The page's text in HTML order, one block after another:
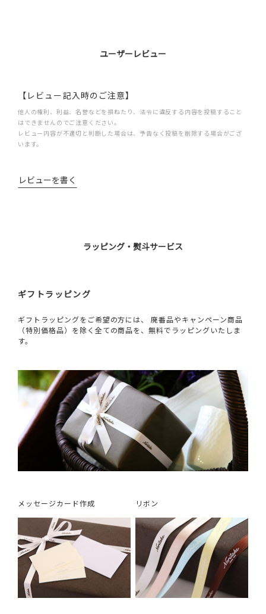
ユーザーレビュー
【レビュー記入時のご注意】
他人の権利、利益、名誉などを損ねたり、法令に違反する内容を投稿すること
はできませんのでご注意ください。
レビュー内容が不適切と判断した場合は、予告なく投稿を削除する場合がござ
います。
レビューを書く
ラッピング・熨斗サービス
ギフトラッピング
ギフトラッピングをご希望の方には、 廃番品やキャンペーン商品
（特別価格品）を除く全ての商品を、無料でラッピングいたしま
す。
メッセージカード作成 リボン